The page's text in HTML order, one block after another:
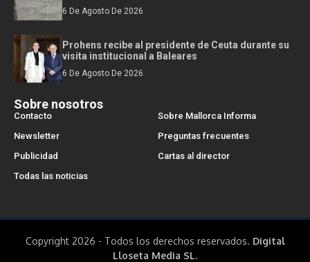
6 De Agosto De 2026
Prohens recibe al presidente de Ceuta durante su
visita institucional a Baleares
6 De Agosto De 2026
Sobre nosotros
Contacto
Sobre Mallorca Informa
Newsletter
Preguntas frecuentes
Publicidad
Cartas al director
Todas las noticias
Copyright 2026 - Todos los derechos reservados. Digital
Lloseta Media SL.